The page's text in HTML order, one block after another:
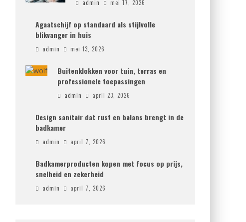
admin mei 17, 2026
Agaatschijf op standaard als stijlvolle
blikvanger in huis
admin mei 13, 2026
Buitenklokken voor tuin, terras en
professionele toepassingen
admin april 23, 2026
Design sanitair dat rust en balans brengt in de
badkamer
admin april 7, 2026
Badkamerproducten kopen met focus op prijs,
snelheid en zekerheid
admin april 7, 2026